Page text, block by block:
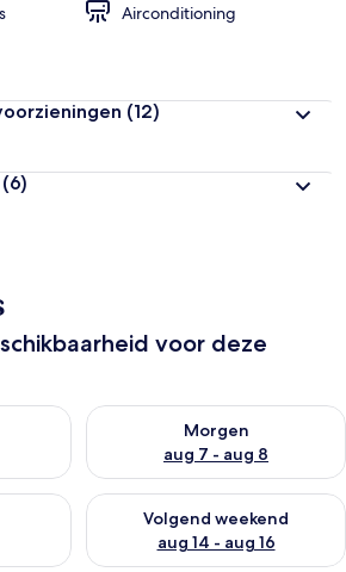
Airconditioning
(12)
(6)
voor deze
voor vanavond aug 6 - aug 7
Morgen
aug 7 - aug 8
De beschikbaarheid
voor dit weekend aug 7 -
Volgend weekend
aug 14 - aug 16
De beschikbaarheid